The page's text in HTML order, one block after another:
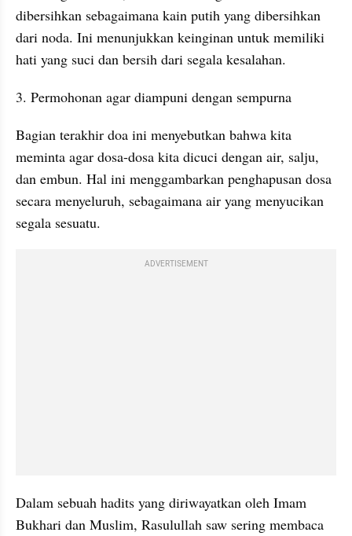
dibersihkan sebagaimana kain putih yang dibersihkan
dari noda. Ini menunjukkan keinginan untuk memiliki
hati yang suci dan bersih dari segala kesalahan.
3. Permohonan agar diampuni dengan sempurna
Bagian terakhir doa ini menyebutkan bahwa kita
meminta agar dosa-dosa kita dicuci dengan air, salju,
dan embun. Hal ini menggambarkan penghapusan dosa
secara menyeluruh, sebagaimana air yang menyucikan
segala sesuatu.
ADVERTISEMENT
Dalam sebuah hadits yang diriwayatkan oleh Imam
Bukhari dan Muslim, Rasulullah saw sering membaca